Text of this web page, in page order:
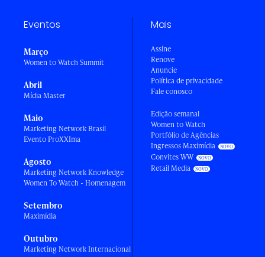
Eventos
Março
Women to Watch Summit
Abril
Mídia Master
Maio
Marketing Network Brasil
Evento ProXXIma
Agosto
Marketing Network Knowledge
Women To Watch - Homenagem
Setembro
Maximídia
Outubro
Marketing Network Internacional
Mais
Assine
Renove
Anuncie
Política de privacidade
Fale conosco
Edição semanal
Women to Watch
Portfólio de Agências
Ingressos Maximídia
Convites WW
Retail Media